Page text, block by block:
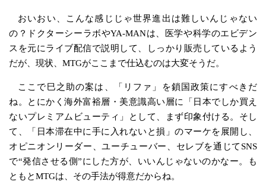
おいおい、こんな感じじゃ世界進出は難しいんじゃない
の？ドクターシーラボやYA‑MANは、医学や科学のエビデン
スを元にライブ配信で説明して、しっかり販売しているよう
だが、現状、MTGがここまで仕込むのは大変そうだ。
ここで巳之助の案は、「リファ」を鎖国政策にすべきだ
ね。とにかく海外富裕層・美意識高い層に「日本でしか買え
ないプレミアムビューティ」として、まず印象付ける。そし
て、「日本滞在中に手に入れないと損」のマーケを展開し、
オピニオンリーダー、ユーチューバー、セレブを通じてSNS
で“発信させる側”にした方が、いいんじゃないのかなー。も
ともとMTGは、その手法が得意だからね。